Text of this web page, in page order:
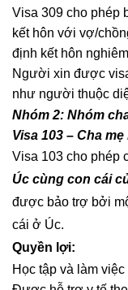
Visa 309 cho phép
kết hôn với vợ/
định kết hôn
Người xin được
như người thuộc
Nhóm 2: Nhóm
Visa 103 – Cha
Visa 103 cho phép
Úc cùng con cái
được bảo trợ bởi
cái ở Úc.
Quyền lợi:
Học tập và làm việc